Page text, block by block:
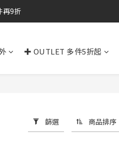
再9折
再9折
(贈完為止)✚ OUTLET 多件5折起
篩選 商品排序